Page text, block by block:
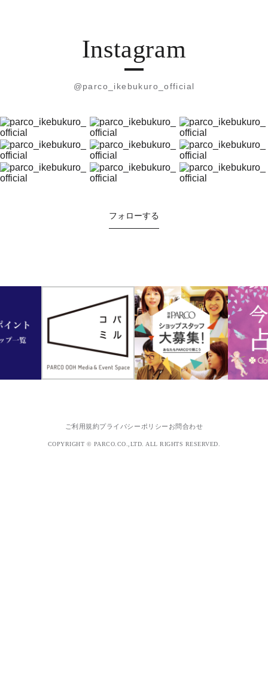
Instagram
@parco_ikebukuro_official
フォローする
ご利用規約プライバシーポリシー お問合わせ
COPYRIGHT © PARCO.CO.,LTD. ALL RIGHTS RESERVED.